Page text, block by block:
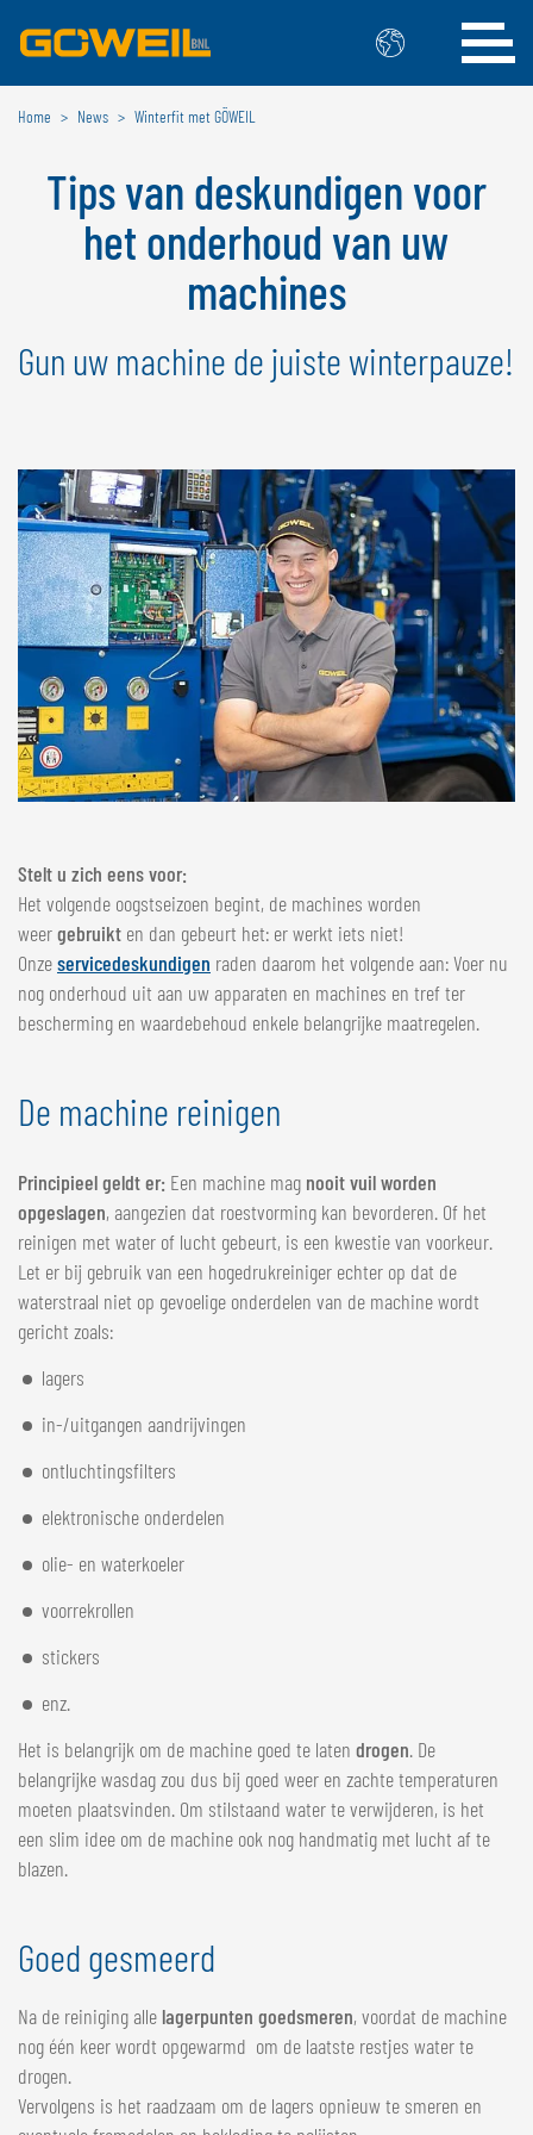
Kies uw taal / land
INTERNATIONAAL
GÖWEIL
FRANÇAIS
ESPAÑOL
ČESKÝ
BELGIË
GÖWEIL BNL
NEDERLANDS
FRANÇAIS
DEUTSCH
ZWITSERLAND
GÖWEIL Schweiz
DEUTSCH
FRANÇAIS
Home News Winterfit met GÖWEIL
Tips van deskundigen voor
het onderhoud van uw
machines
Gun uw machine de juiste winterpauze!
Stelt u zich eens voor:
Het volgende oogstseizoen begint, de machines worden
weergebruikt en dan gebeurt het: er werkt iets niet!
Onzeservicedeskundigen raden daarom het volgende aan: Voer nu
nog onderhoud uit aan uw apparaten en machines en tref ter
bescherming en waardebehoud enkele belangrijke maatregelen.
De machine reinigen
Principieel geldt er: Een machine mag nooit vuil worden
opgeslagen, aangezien dat roestvorming kan bevorderen. Of het
reinigen met water of lucht gebeurt, is een kwestie van voorkeur.
Let er bij gebruik van een hogedrukreiniger echter op dat de
waterstraal niet op gevoelige onderdelen van de machine wordt
gericht zoals:
lagers
in-/uitgangen aandrijvingen
ontluchtingsfilters
elektronische onderdelen
olie- en waterkoeler
voorrekrollen
stickers
enz.
Het is belangrijk om de machine goed te laten drogen. De
belangrijke wasdag zou dus bij goed weer en zachte temperaturen
moeten plaatsvinden. Om stilstaand water te verwijderen, is het
een slim idee om de machine ook nog handmatig met lucht af te
blazen.
Goed gesmeerd
Na de reiniging alle lagerpunten goedsmeren, voordat de machine
nog één keer wordt opgewarmd om de laatste restjes water te
drogen.
Vervolgens is het raadzaam om de lagers opnieuw te smeren en